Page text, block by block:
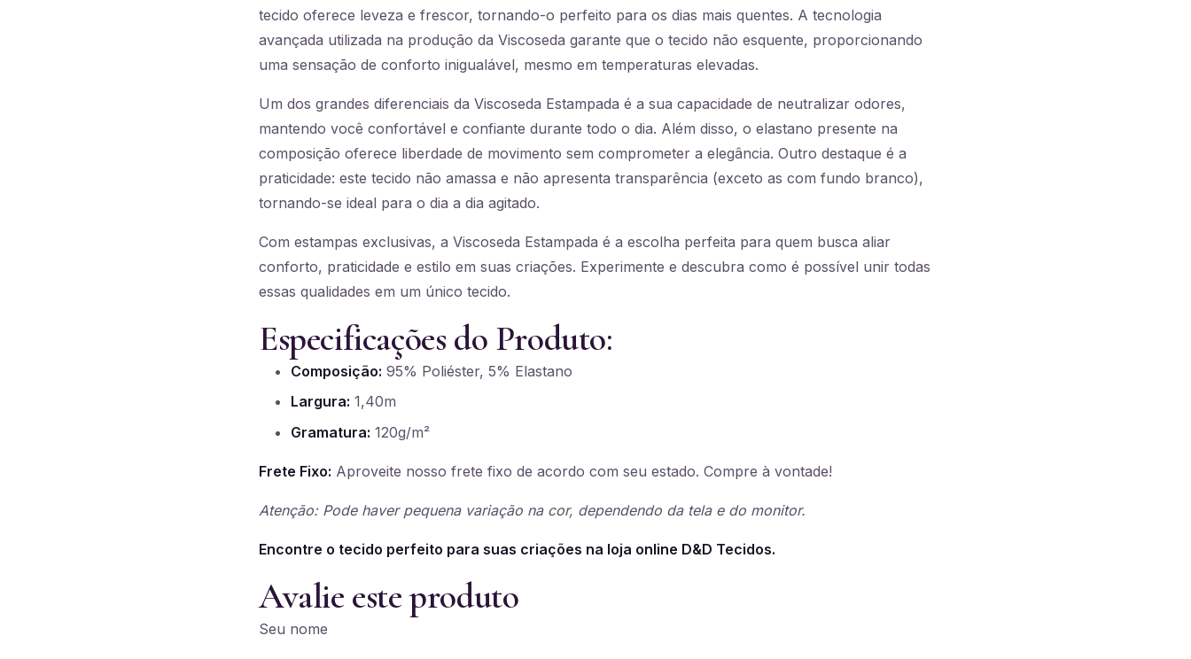
tecido oferece leveza e frescor, tornando-o perfeito para os dias mais quentes. A tecnologia
avançada utilizada na produção da Viscoseda garante que o tecido não esquente, proporcionando
uma sensação de conforto inigualável, mesmo em temperaturas elevadas.
Um dos grandes diferenciais da Viscoseda Estampada é a sua capacidade de neutralizar odores,
mantendo você confortável e confiante durante todo o dia. Além disso, o elastano presente na
composição oferece liberdade de movimento sem comprometer a elegância. Outro destaque é a
praticidade: este tecido não amassa e não apresenta transparência (exceto as com fundo branco),
tornando-se ideal para o dia a dia agitado.
Com estampas exclusivas, a Viscoseda Estampada é a escolha perfeita para quem busca aliar
conforto, praticidade e estilo em suas criações. Experimente e descubra como é possível unir todas
essas qualidades em um único tecido.
Especificações do Produto:
Composição: 95% Poliéster, 5% Elastano
Largura: 1,40m
Gramatura: 120g/m²
Frete Fixo: Aproveite nosso frete fixo de acordo com seu estado. Compre à vontade!
Atenção: Pode haver pequena variação na cor, dependendo da tela e do monitor.
Encontre o tecido perfeito para suas criações na loja online D&D Tecidos.
Avalie este produto
Seu nome